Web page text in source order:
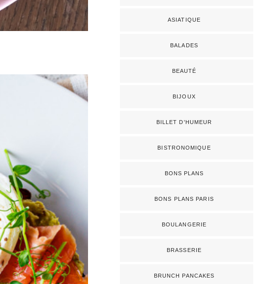
ASIATIQUE
BALADES
BEAUTÉ
BIJOUX
BILLET D'HUMEUR
BISTRONOMIQUE
BONS PLANS
BONS PLANS PARIS
BOULANGERIE
BRASSERIE
BRUNCH PANCAKES